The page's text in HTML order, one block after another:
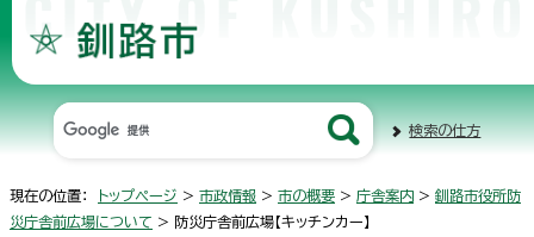
検索の仕方
現在の位置： トップページ > 市政情報 > 市の概要 > 庁舎案内 > 釧路市役所防
災庁舎前広場について > 防災庁舎前広場【キッチンカー】